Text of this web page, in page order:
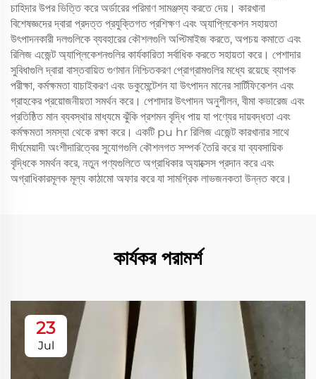
চাহিদার উপর ভিত্তি করে অর্ডারের পরিমাণ সামঞ্জস্য করতে দেয়। কারখানা
বিশেষজ্ঞদের দ্বারা প্রদত্ত প্রযুক্তিগত প্রশিক্ষণ এবং অ্যাপ্লিকেশন সহায়তা
উৎপাদনকারী দলগুলিকে ব্যবহারের কৌশলগুলি অপ্টিমাইজ করতে, অপচয় কমাতে এবং
রিলিজ এজেন্ট অ্যাপ্লিকেশনগুলির কার্যকারিতা সর্বাধিক করতে সহায়তা করে। পেশাদার
সুবিধাগুলি দ্বারা বাস্তবায়িত গুণমান নিশ্চিতকরণ প্রোগ্রামগুলির মধ্যে রয়েছে ব্যাপক
পরীক্ষা, কর্মক্ষমতা যাচাইকরণ এবং ডকুমেন্টেশন যা উৎপাদন মানের সার্টিফিকেশন এবং
গ্রাহকের প্রয়োজনীয়তা সমর্থন করে। পেশাদার উৎপাদন অনুশীলন, বীমা কভারেজ এবং
প্রতিষ্ঠিত মান ব্যবস্থার মাধ্যমে ঝুঁকি প্রশমন বৃদ্ধি পায় যা পণ্যের দায়বদ্ধতা এবং
কর্মক্ষমতা সমস্যা থেকে রক্ষা করে। একটি pu hr রিলিজ এজেন্ট কারখানার সাথে
দীর্ঘমেয়াদী অংশীদারিত্বের সুযোগগুলি কৌশলগত সম্পর্ক তৈরি করে যা ব্যবসায়িক
বৃদ্ধিকে সমর্থন করে, নতুন পণ্যগুলিতে অগ্রাধিকার অ্যাক্সেস প্রদান করে এবং
অগ্রাধিকারমূলক মূল্য কাঠামো অফার করে যা সামগ্রিক লাভজনকতা উন্নত করে।
কার্যকর পরামর্শ
23
Jul